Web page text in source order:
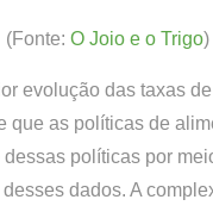
(Fonte: O Joio e o Trigo)
evolução das taxas
as políticas de
políticas por
dados. A